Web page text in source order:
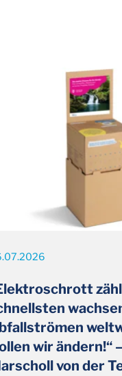
wir ändern!“
von der